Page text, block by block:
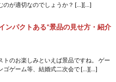
のが適切なのでしょうか？ […][…]
ンパクトある“景品の見せ方・紹介
トのお楽しみといえば景品ですね。 ゲー
ゴゲーム等、結婚式二次会で […][…]